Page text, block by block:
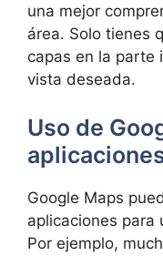
una mejor
área. Solo tienes
capas en la parte
vista deseada.
Uso de
Google Maps
aplicaciones para
Por ejemplo,